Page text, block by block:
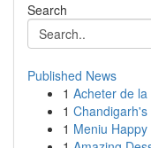
Search
Published News
1 Acheter de
1
1 Meniu